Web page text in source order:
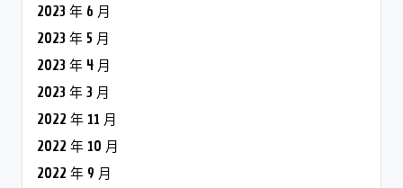
2023 年 6 月
2023 年 5 月
2023 年 4 月
2023 年 3 月
2022 年 11 月
2022 年 10 月
2022 年 9 月